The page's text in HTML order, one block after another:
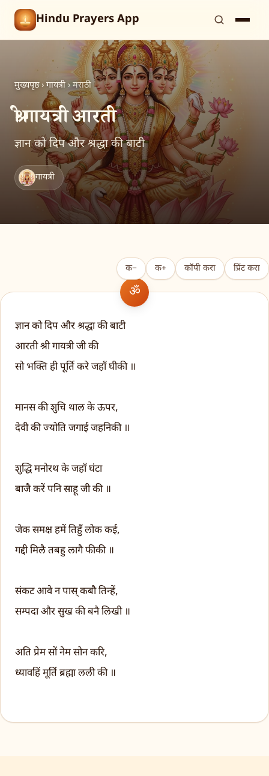
Hindu Prayers App
मुख्यपृष्ठ › गायत्री › मराठी
श्री गायत्री आरती
ज्ञान को दिप और श्रद्धा की बाटी
गायत्री
क− क+ कॉपी करा प्रिंट करा
ज्ञान को दिप और श्रद्धा की बाटी
आरती श्री गायत्री जी की
सो भक्ति ही पूर्ति करे जहाँ घीकी ॥
मानस की शुचि थाल के ऊपर,
देवी की ज्योति जगाई जहनिकी ॥
शुद्धि मनोरथ के जहाँ घंटा
बाजै करें पनि साहू जी की ॥
जेक समक्ष हमें तिहुँ लोक कई,
गद्दी मिलै तबहु लागै फीकी ॥
संकट आवे न पास् कबौ तिन्हें,
सम्पदा और सुख की बनै लिखी ॥
अति प्रेम सों नेम सोन करि,
ध्यावहिं मूर्ति ब्रह्मा लली की ॥